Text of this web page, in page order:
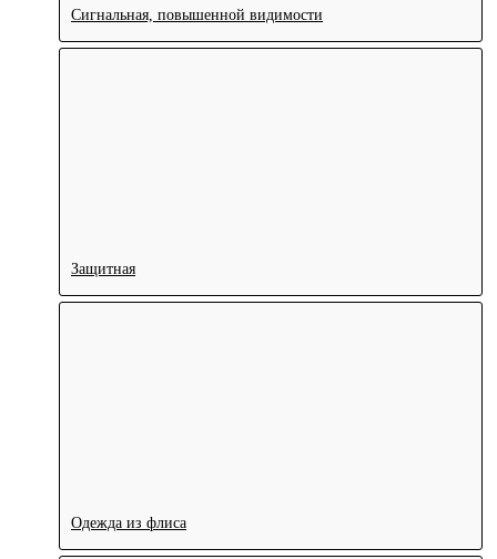
Сигнальная, повышенной видимости
Защитная
Одежда из флиса